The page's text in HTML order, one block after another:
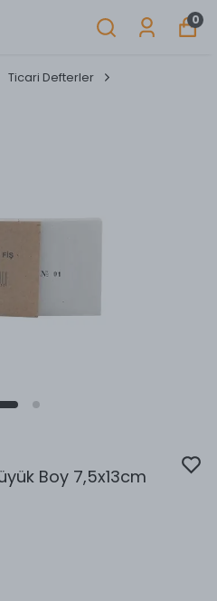
0
Ticari Defterler
Boy 7,5x13cm